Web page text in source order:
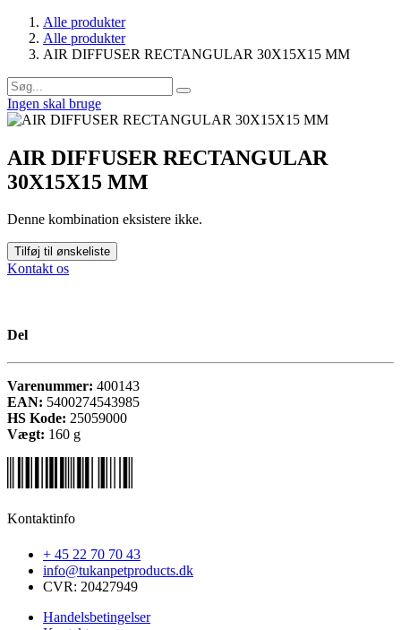
Alle produkter
Alle produkter
AIR DIFFUSER RECTANGULAR 30X15X15 MM
Ingen skal bruge
AIR DIFFUSER RECTANGULAR
30X15X15 MM
Denne kombination eksistere ikke.
Tilføj til ønskeliste
Kontakt os
Del
Varenummer: 400143
EAN: 5400274543985
HS Kode: 25059000
Vægt: 160 g
Kontaktinfo
+ 45 22 70 70 43
info@tukanpetproducts.dk
CVR: 20427949
Handelsbetingelser